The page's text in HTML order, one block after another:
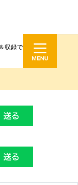
収録で
ス：メ